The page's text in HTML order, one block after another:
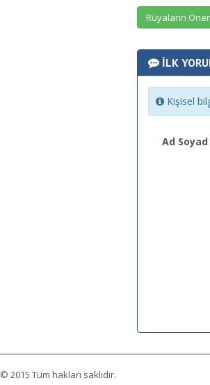
Rüyaların
İLK
Kişisel
Ad
© 2015 Tüm hakları saklıdır.